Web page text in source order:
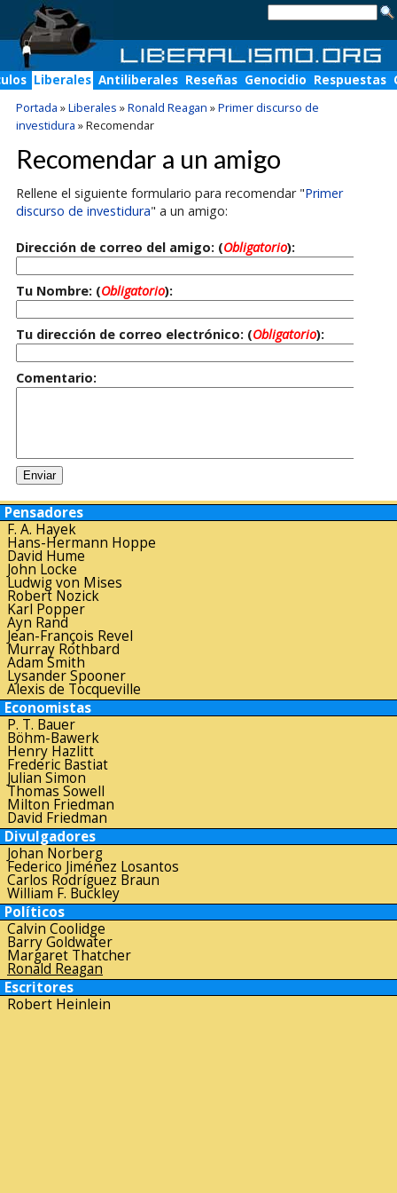
Liberales Antiliberales Reseñas Genocidio Respuestas
Portada »Liberales »Ronald Reagan »Primer discurso de
investidura »Recomendar
Recomendar a un amigo
Rellene el siguiente formulario para recomendar "Primer
discurso de investidura" a un amigo:
Dirección de correo del amigo: (Obligatorio):
Tu Nombre: (Obligatorio):
Tu dirección de correo electrónico: (Obligatorio):
Comentario:
Pensadores
F. A. Hayek
Hans-Hermann Hoppe
David Hume
John Locke
Ludwig von Mises
Robert Nozick
Karl Popper
Ayn Rand
Jean-François Revel
Murray Rothbard
Adam Smith
Lysander Spooner
Alexis de Tocqueville
Economistas
P. T. Bauer
Böhm-Bawerk
Henry Hazlitt
Frederic Bastiat
Julian Simon
Thomas Sowell
Milton Friedman
David Friedman
Divulgadores
Johan Norberg
Federico Jiménez Losantos
Carlos Rodríguez Braun
William F. Buckley
Políticos
Calvin Coolidge
Barry Goldwater
Margaret Thatcher
Ronald Reagan
Escritores
Robert Heinlein